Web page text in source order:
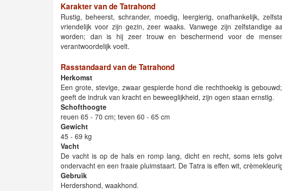
Karakter van de Tatrahond
Rustig, beheerst, schrander, moedig, leergierig, onafhankelijk,
vriendelijk voor zijn gezin, zeer waaks. Vanwege zijn zelfstandige
worden; dan is hij zeer trouw en beschermend voor de
verantwoordelijk voelt.
Rasstandaard van de Tatrahond
Herkomst
Een grote, stevige, zwaar gespierde hond die rechthoekig is
geeft de indruk van kracht en beweeglijkheid, zijn ogen staan ernstig.
Schofthoogte
reuen 65 - 70 cm; teven 60 - 65 cm
Gewicht
45 - 69 kg
Vacht
De vacht is op de hals en romp lang, dicht en recht, soms iets
ondervacht en een fraaie pluimstaart. De Tatra is effen wit,
Gebruik
Herdershond, waakhond.